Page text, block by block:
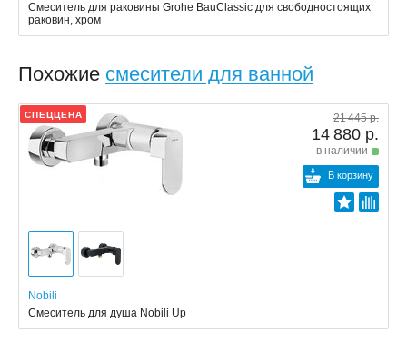
Смеситель для раковины Grohe BauClassic для свободностоящих
раковин, хром
Похожие смесители для ванной
СПЕЦЦЕНА 21 445 р.
14 880 р.
в наличии
В корзину
Nobili
Смеситель для душа Nobili Up